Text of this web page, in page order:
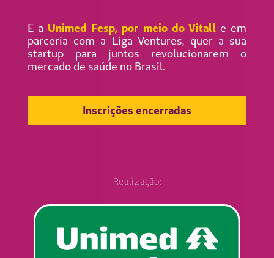
E a Unimed Fesp, por meio do Vitalle em
parceria com a Liga Ventures, quer a sua
startup para juntos revolucionarem o
mercado de saúde no Brasil.
Inscrições encerradas
Realização: